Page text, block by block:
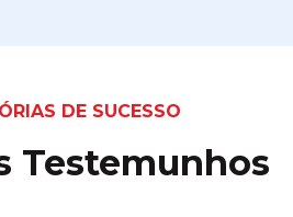
DE SUCESSO
Testemunhos